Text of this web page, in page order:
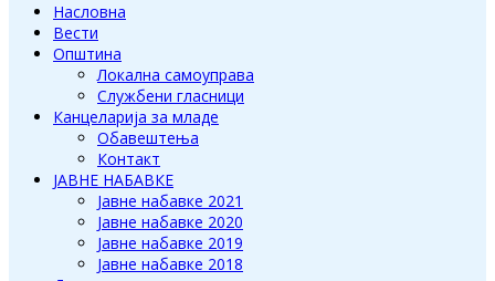
Насловна
Вести
Општина
Локална самоуправа
Службени гласници
Канцеларија за младе
Обавештења
Контакт
ЈАВНЕ НАБАВКЕ
Јавне набавке 2021
Јавне набавке 2020
Јавне набавке 2019
Јавне набавке 2018